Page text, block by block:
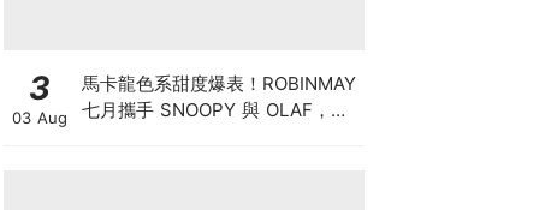
3
03 Aug
馬卡龍色系甜度爆表！ROBINMAY
七月攜手 SNOOPY 與 OLAF，打